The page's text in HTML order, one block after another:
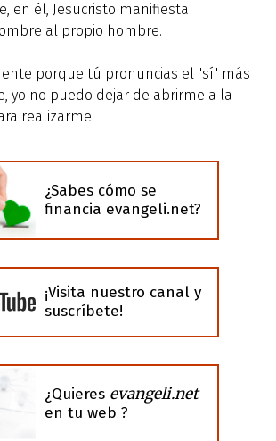
en él, Jesucristo manifiesta
al propio hombre.
porque tú pronuncias el "sí" más
yo no puedo dejar de abrirme a la
realizarme.
¿Sabes cómo se
financia evangeli.net?
¡Visita nuestro canal y
suscríbete!
¿Quieres evangeli.net
en tu web ?